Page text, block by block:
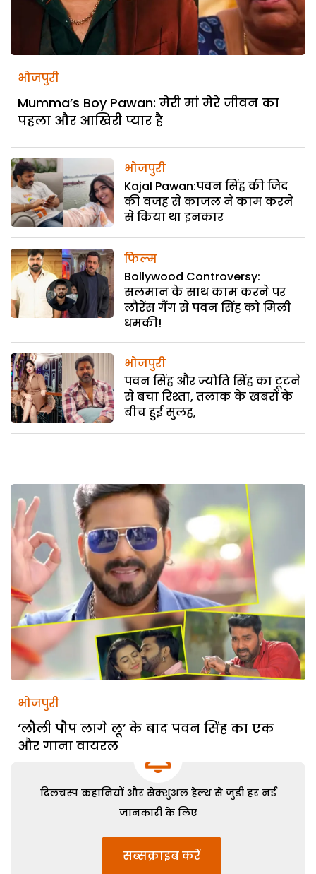
भोजपुरी
Mumma’s Boy Pawan: मेरी मां मेरे जीवन का
पहला और आखिरी प्यार है
भोजपुरी
Kajal Pawan:पवन सिंह की जिद
की वजह से काजल ने काम करने
से किया था इनकार
फिल्म
Bollywood Controversy:
सलमान के साथ काम करने पर
लौरेंस गैंग से पवन सिंह को मिली
धमकी!
भोजपुरी
पवन सिंह और ज्योति सिंह का टूटने
से बचा रिश्ता, तलाक के खबरों के
बीच हुई सुलह,
भोजपुरी
‘लौली पौप लागे लू’ के बाद पवन सिंह का एक
और गाना वायरल
दिलचस्प कहानियों और सेक्शुअल हेल्थ से जुड़ी हर नई
जानकारी के लिए
सब्सक्राइब करें